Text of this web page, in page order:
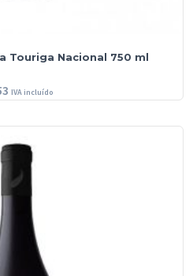
Touriga Nacional 750 ml
IVA incluído